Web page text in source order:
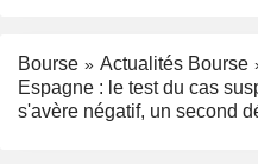
Bourse
Actualités Bourse
Espagne : le test du cas
s'avère négatif, un second